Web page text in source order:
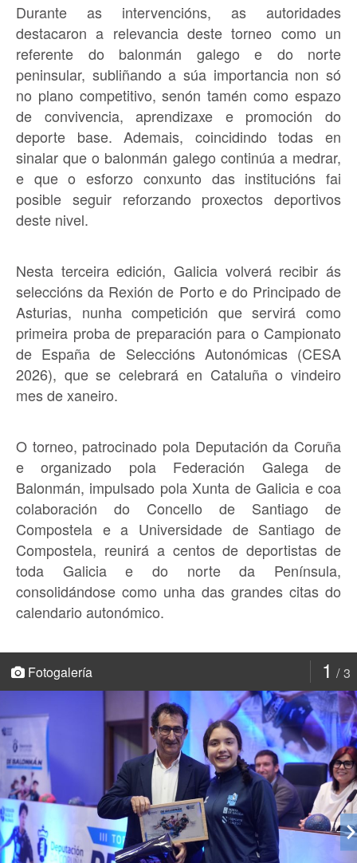
Durante as intervencións, as autoridades
destacaron a relevancia deste torneo como un
referente do balonmán galego e do norte
peninsular, subliñando a súa importancia non só
no plano competitivo, senón tamén como espazo
de convivencia, aprendizaxe e promoción do
deporte base. Ademais, coincidindo todas en
sinalar que o balonmán galego continúa a medrar,
e que o esforzo conxunto das institucións fai
posible seguir reforzando proxectos deportivos
deste nivel.
Nesta terceira edición, Galicia volverá recibir ás
seleccións da Rexión de Porto e do Principado de
Asturias, nunha competición que servirá como
primeira proba de preparación para o Campionato
de España de Seleccións Autonómicas (CESA
2026), que se celebrará en Cataluña o vindeiro
mes de xaneiro.
O torneo, patrocinado pola Deputación da Coruña
e organizado pola Federación Galega de
Balonmán, impulsado pola Xunta de Galicia e coa
colaboración do Concello de Santiago de
Compostela e a Universidade de Santiago de
Compostela, reunirá a centos de deportistas de
toda Galicia e do norte da Península,
consolidándose como unha das grandes citas do
calendario autonómico.
1 3
Fotogalería